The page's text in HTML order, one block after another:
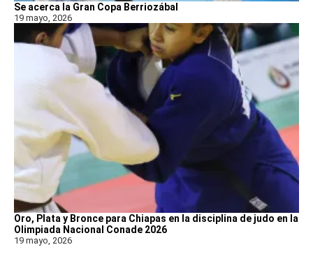
Se acerca la Gran Copa Berriozábal
19 mayo, 2026
Oro, Plata y Bronce para Chiapas en la disciplina de judo en la
Olimpiada Nacional Conade 2026
19 mayo, 2026